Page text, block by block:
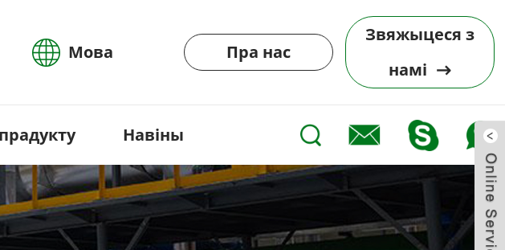
Мова Пра нас
Звяжыцеся з
намі
Навіны